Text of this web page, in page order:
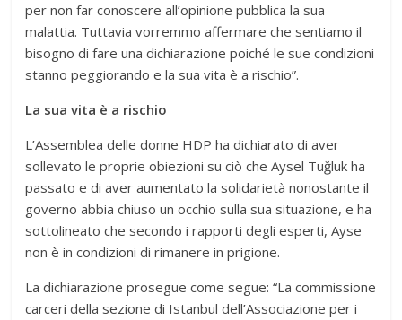
per non far conoscere all’opinione pubblica la sua
malattia. Tuttavia vorremmo affermare che sentiamo il
bisogno di fare una dichiarazione poiché le sue condizioni
stanno peggiorando e la sua vita è a rischio”.
La sua vita è a rischio
L’Assemblea delle donne HDP ha dichiarato di aver
sollevato le proprie obiezioni su ciò che Aysel Tuğluk ha
passato e di aver aumentato la solidarietà nonostante il
governo abbia chiuso un occhio sulla sua situazione, e ha
sottolineato che secondo i rapporti degli esperti, Ayse
non è in condizioni di rimanere in prigione.
La dichiarazione prosegue come segue: “La commissione
carceri della sezione di Istanbul dell’Associazione per i